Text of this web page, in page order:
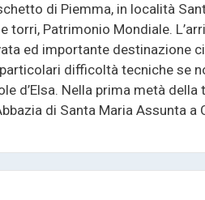
di Piemma, in località
Patrimonio Mondiale.
ed importante destinazione
particolari difficoltà tecniche se
d’Elsa. Nella prima metà della
di Santa Maria Assunta